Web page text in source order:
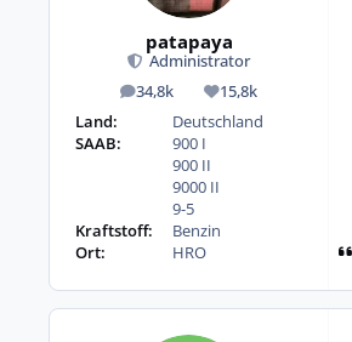
patapaya
Administrator
34,8k
Beiträge 15,8k
Reputation
Land:
Deutschland
SAAB:
900 I
900 II
9000 II
9-5
Kraftstoff:
Benzin
Ort:
HRO